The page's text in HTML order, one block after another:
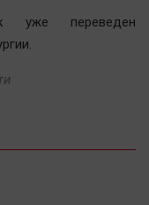
уже переведен